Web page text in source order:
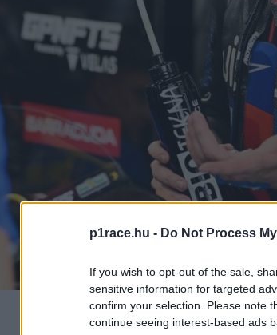
p1race.hu - Do Not Process
If you wish to opt-out of the sale,
sensitive information for targeted
confirm your selection. Please note
continue seeing interest-based ads